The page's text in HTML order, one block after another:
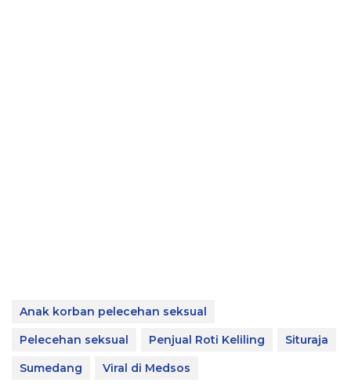
Anak korban pelecehan seksual
Pelecehan seksual
Penjual Roti Keliling
Situraja
Sumedang
Viral di Medsos